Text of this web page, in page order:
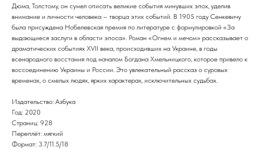
Дюма, Толстому, он сумел описать великие события минувших эпох, уделив
внимание и личности человека – творца этих событий. В 1905 году Сенкевичу
была присуждена Нобелевская премия по литературе с формулировкой «За
выдающиеся заслуги в области эпоса». Роман «Огнем и мечом» рассказывает о
драматических событиях XVII века, происходивших на Украине, в годы
всенародного восстания под началом Богдана Хмельницкого, которое привело к
воссоединению Украины и России. Это увлекательный рассказ о суровых
временах, о смелых людях, ярких характерах, исключительных судьбах.
Издательство: Азбука
Год: 2020
Страниц: 928
Переплёт: мягкий
Формат: 3.7/11.5/18